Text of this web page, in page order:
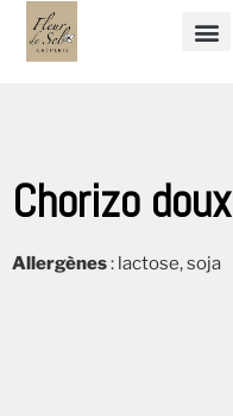
Chorizo doux
Allergènes: lactose, soja